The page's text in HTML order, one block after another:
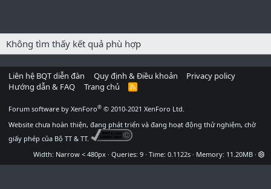
Không tìm thấy kết quả phù hợp
Liên hệ BQT diễn đàn Quy định & Điều khoản
Privacy policy
Hướng dẫn & FAQ
Trang chủ
R
Forum software by XenForo® © 2010-2021 XenForo Ltd.
Website chưa hoàn thiện, đang phát triển và đang hoạt động thử nghiệm, chờ
giấy phép của Bộ TT & TT.
Width
Queries 9 Time 0.1122s Memory 11.20MB